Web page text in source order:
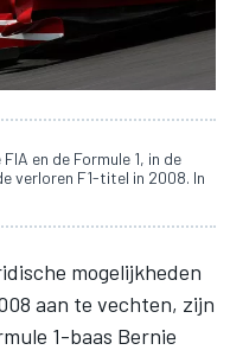
en de Formule 1, in de
verloren F1-titel in 2008. In
mogelijkheden
aan te vechten, zijn
1-baas Bernie